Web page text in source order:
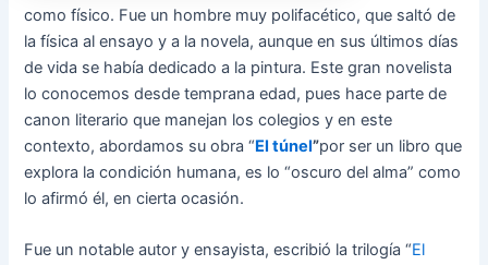
como físico. Fue un hombre muy polifacético, que saltó de
la física al ensayo y a la novela, aunque en sus últimos días
de vida se había dedicado a la pintura. Este gran novelista
lo conocemos desde temprana edad, pues hace parte de
canon literario que manejan los colegios y en este
contexto, abordamos su obra “El túnel”por ser un libro que
explora la condición humana, es lo “oscuro del alma” como
lo afirmó él, en cierta ocasión.
Fue un notable autor y ensayista, escribió la trilogía “El